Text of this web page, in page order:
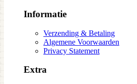
Informatie
Verzending & Betaling
Algemene Voorwaarden
Privacy Statement
Extra